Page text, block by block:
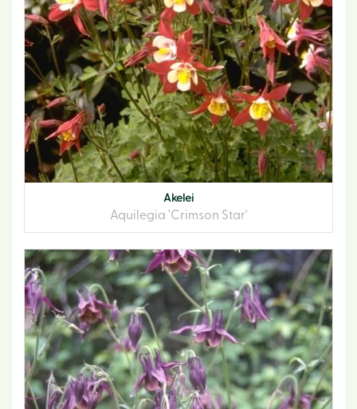
Akelei
Aquilegia 'Crimson Star'